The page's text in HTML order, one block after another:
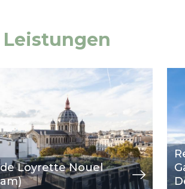
Loyrette Nouel